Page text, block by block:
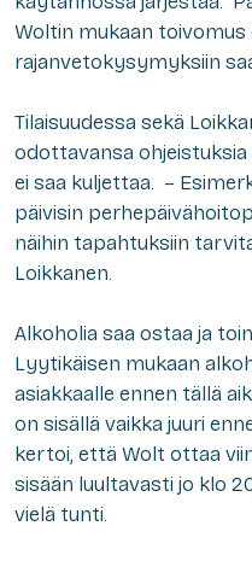
Woltin mukaan
rajanvetokysymyksiin
Tilaisuudessa sekä
odottavansa
ei saa kuljettaa. –
päivisin
näihin tapahtuksiin
Loikkanen.
Alkoholia saa ostaa ja
Lyytikäisen mukaan
asiakkaalle ennen tällä
on sisällä vaikka juuri
kertoi, että Wolt ottaa
sisään luultavasti jo klo
vielä tunti.